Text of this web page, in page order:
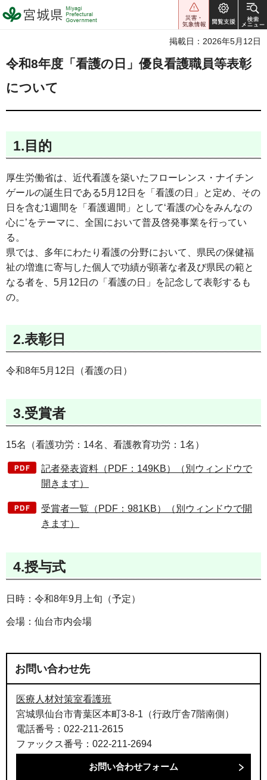
宮城県 Miyagi Prefectural
Government
掲載日：2026年5月12日
令和8年度「看護の日」優良看護職員等表彰
について
1.目的
厚生労働省は、近代看護を築いたフローレンス・ナイチン
ゲールの誕生日である5月12日を「看護の日」と定め、その
日を含む1週間を「看護週間」として‘看護の心をみんなの
心に’をテーマに、全国において普及啓発事業を行ってい
る。
県では、多年にわたり看護の分野において、県民の保健福
祉の増進に寄与した個人で功績が顕著な者及び県民の範と
なる者を、5月12日の「看護の日」を記念して表彰するも
の。
2.表彰日
令和8年5月12日（看護の日）
3.受賞者
15名（看護功労：14名、看護教育功労：1名）
記者発表資料（PDF：149KB）（別ウィンドウで
開きます）
受賞者一覧（PDF：981KB）（別ウィンドウで開
きます）
4.授与式
日時：令和8年9月上旬（予定）
会場：仙台市内会場
お問い合わせ先
医療人材対策室看護班
宮城県仙台市青葉区本町3-8-1（行政庁舎7階南側）
電話番号：022-211-2615
ファックス番号：022-211-2694